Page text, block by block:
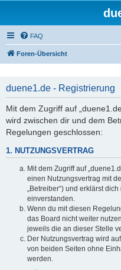
FAQ
Foren-Übersicht
duene1.de - Registrierung
Mit dem Zugriff auf
wird zwischen dir und dem
Regelungen geschlossen:
1. NUTZUNGSVERTRAG
Mit dem Zugriff auf
einen Nutzungsvertrag mit
„Betreiber“) und erklärst
einverstanden.
Wenn du mit diesen
das Board nicht weiter
jeweils die an dieser Stelle
Der Nutzungsvertrag wird
von beiden Seiten ohne
werden.